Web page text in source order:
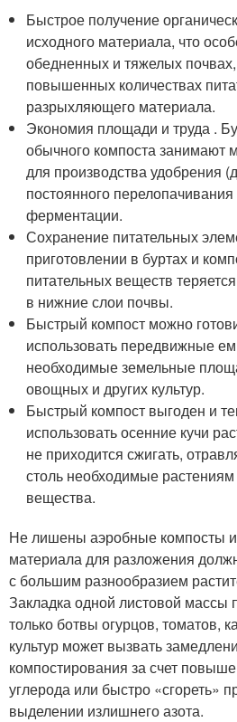
Быстрое получение
исходного материала, что
обедненных и тяжелых
повышенных количествах
разрыхляющего материала.
Экономия площади и труда .
обычного компоста занимают
для производства удобрения
постоянного
ферментации.
Сохранение питательных
приготовлении в буртах и
питательных веществ
в нижние слои почвы.
Быстрый компост можно
использовать передвижные
необходимые земельные
овощных и других культур.
Быстрый компост выгоден и
использовать осенние кучи
не приходится сжигать,
столь необходимые
вещества.
Не лишены аэробные компосты и
материала для разложения
с большим разнообразием
Закладка одной листовой массы
только ботвы огурцов, томатов,
культур может вызвать
компостирования за счет
углерода или быстро «сгореть»
выделении излишнего азота.